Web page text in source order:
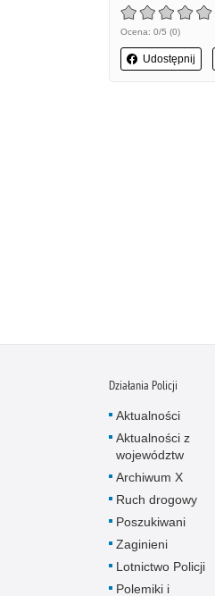
Ocena: 0/5 (0)
Udostępnij
Działania Policji
Aktualności
Aktualności z
województw
Archiwum X
Ruch drogowy
Poszukiwani
Zaginieni
Lotnictwo Policji
Polemiki i